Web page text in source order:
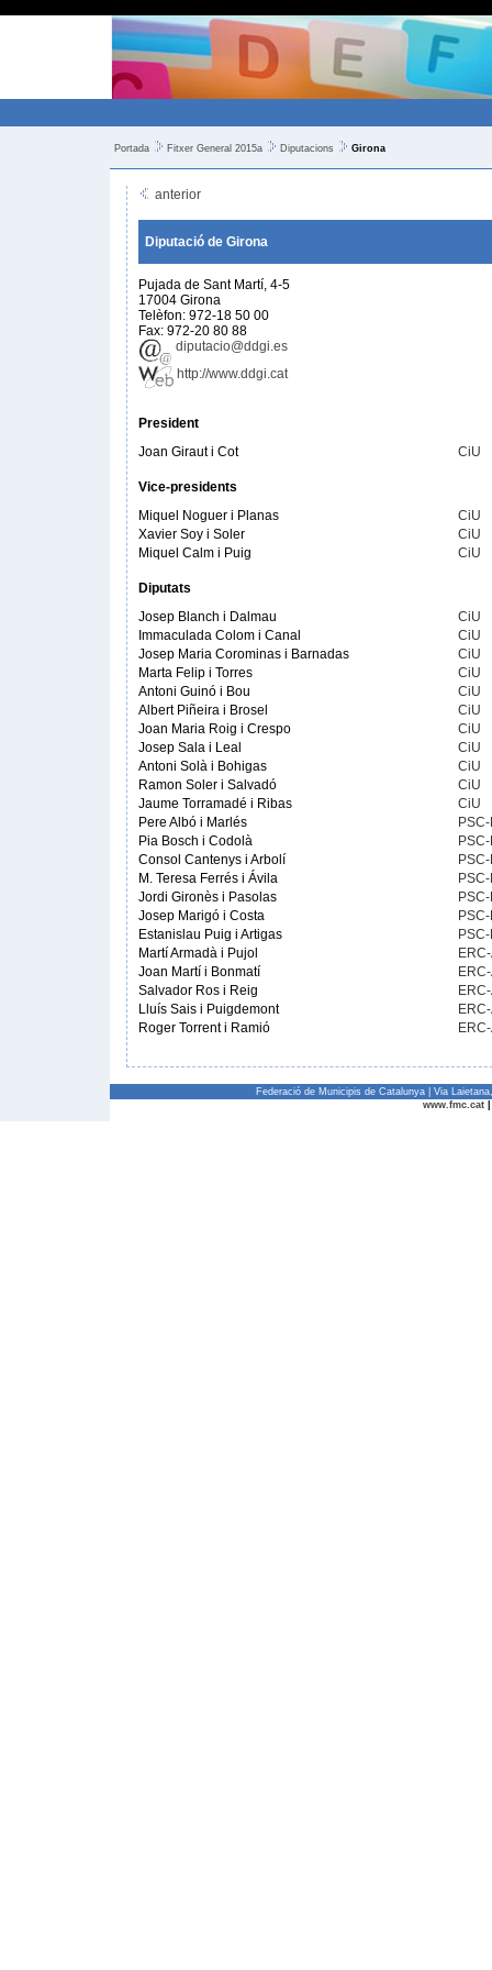
Portada Fitxer General 2015a Diputacions Girona
anterior
Diputació de Girona
Pujada de Sant Martí, 4-5
17004 Girona
Telèfon: 972-18 50 00
Fax: 972-20 80 88
diputacio@ddgi.es
http://www.ddgi.cat
President
Joan Giraut i Cot
CiU
Vice-presidents
Miquel Noguer i Planas
CiU
Xavier Soy i Soler
CiU
Miquel Calm i Puig
CiU
Diputats
Josep Blanch i Dalmau
CiU
Immaculada Colom i Canal
CiU
Josep Maria Corominas i Barnadas
CiU
Marta Felip i Torres
CiU
Antoni Guinó i Bou
CiU
Albert Piñeira i Brosel
CiU
Joan Maria Roig i Crespo
CiU
Josep Sala i Leal
CiU
Antoni Solà i Bohigas
CiU
Ramon Soler i Salvadó
CiU
Jaume Torramadé i Ribas
CiU
Pere Albó i Marlés
Pia Bosch i Codolà
Consol Cantenys i Arbolí
M. Teresa Ferrés i Ávila
Jordi Gironès i Pasolas
Josep Marigó i Costa
Estanislau Puig i Artigas
Martí Armadà i Pujol
Joan Martí i Bonmatí
Salvador Ros i Reig
Lluís Sais i Puigdemont
Roger Torrent i Ramió
Federació de Municipis de Catalunya | Via
www.fmc.cat